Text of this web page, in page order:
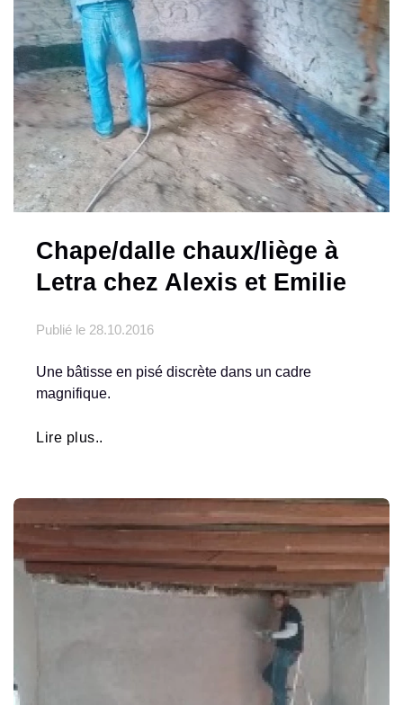
Chape/dalle chaux/liège à
Letra chez Alexis et Emilie
Publié le 28.10.2016
Une bâtisse en pisé discrète dans un cadre
magnifique.
Lire plus..